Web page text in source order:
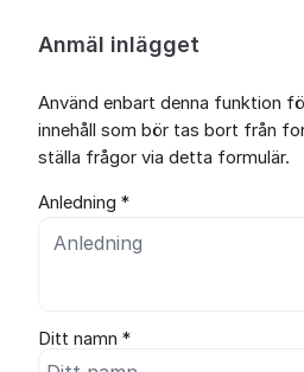
Anmäl inlägget
Använd enbart denna funktion
innehåll som bör tas bort från
ställa frågor via detta formulär.
Anledning *
Ditt namn *